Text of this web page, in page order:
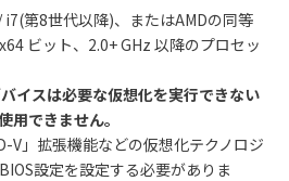
i7(第8世代以降)、またはAMDの同等
x64 ビット、 2.0+ GHz 以降のプロセッ
イスは必要な仮想化を実行できない
用できません。
V 」拡張機能などの仮想化テクノロジ
BIOS設定を設定する必要がありま